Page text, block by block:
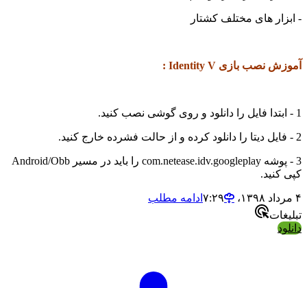
- ابزار های مختلف کشتار
آموزش نصب بازی Identity V :
1 - ابتدا فایل را دانلود و روی گوشی نصب کنید.
2 - فایل دیتا را دانلود کرده و از حالت فشرده خارج کنید.
3 - پوشه com.netease.idv.googleplay را باید در مسیر Android/Obb
کپی کنید.
۴ مرداد ۱۳۹۸،‏ ۷:۲۹
ادامه مطلب
تبلیغات
دانلود